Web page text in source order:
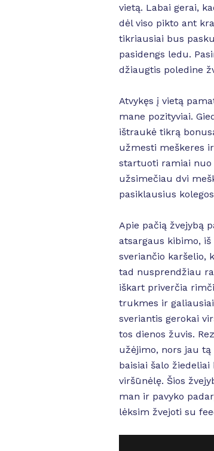
vietą. Labai gerai,
dėl viso pikto ant
tikriausiai bus
pasidengs ledu.
džiaugtis poledine
Atvykęs į vietą
mane pozityviai.
ištraukė tikrą
užmesti meškeres
startuoti ramiai nuo
užsimečiau dvi
pasiklausius
Apie pačią žvejybą
atsargaus kibimo,
sveriančio karšelio,
tad nusprendžiau
iškart priverčia
trukmes ir
sveriantis gerokai
tos dienos žuvis.
užėjimo, nors jau tą
baisiai šalo
viršūnėlę. Šios
man ir pavyko
lėksim žvejoti su